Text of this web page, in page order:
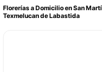
Florerías a Domicilio en San
Texmelucan de Labastida